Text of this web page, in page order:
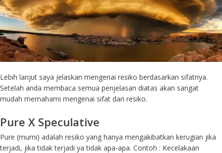
Lebih lanjut saya jelaskan mengenai resiko berdasarkan sifatnya.
Setelah anda membaca semua penjelasan diatas akan sangat
mudah memahami mengenai sifat dari resiko.
Pure X Speculative
Pure (murni) adalah resiko yang hanya mengakibatkan kerugian jika
terjadi, jika tidak terjadi ya tidak apa-apa. Contoh : Kecelakaan